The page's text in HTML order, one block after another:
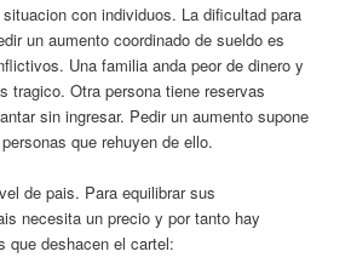
con individuos. La dificultad para
un aumento coordinado de sueldo es
Una familia anda peor de dinero y
tragico. Otra persona tiene reservas
sin ingresar. Pedir un aumento supone
que rehuyen de ello.
de pais. Para equilibrar sus
necesita un precio y por tanto hay
que deshacen el cartel: